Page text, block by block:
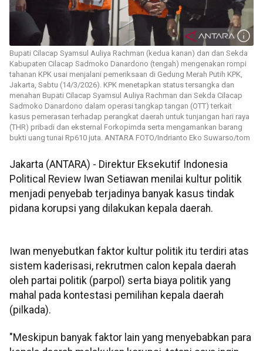
Bupati Cilacap Syamsul Auliya Rachman (kedua kanan) dan dan Sekda
Kabupaten Cilacap Sadmoko Danardono (tengah) mengenakan rompi
tahanan KPK usai menjalani pemeriksaan di Gedung Merah Putih KPK,
Jakarta, Sabtu (14/3/2026). KPK menetapkan status tersangka dan
menahan Bupati Cilacap Syamsul Auliya Rachman dan Sekda Cilacap
Sadmoko Danardono dalam operasi tangkap tangan (OTT) terkait
kasus pemerasan terhadap perangkat daerah untuk tunjangan hari raya
(THR) pribadi dan eksternal Forkopimda serta mengamankan barang
bukti uang tunai Rp610 juta. ANTARA FOTO/Indrianto Eko Suwarso/tom
Jakarta (ANTARA) - Direktur Eksekutif Indonesia
Political Review Iwan Setiawan menilai kultur politik
menjadi penyebab terjadinya banyak kasus tindak
pidana korupsi yang dilakukan kepala daerah.
Iwan menyebutkan faktor kultur politik itu terdiri atas
sistem kaderisasi, rekrutmen calon kepala daerah
oleh partai politik (parpol) serta biaya politik yang
mahal pada kontestasi pemilihan kepala daerah
(pilkada).
"Meskipun banyak faktor lain yang menyebabkan para